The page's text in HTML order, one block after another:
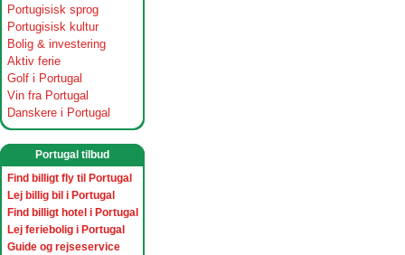
Portugisisk sprog
Portugisisk kultur
Bolig & investering
Aktiv ferie
Golf i Portugal
Vin fra Portugal
Danskere i Portugal
Portugal tilbud
Find billigt fly til Portugal
Lej billig bil i Portugal
Find billigt hotel i Portugal
Lej feriebolig i Portugal
Guide og rejseservice